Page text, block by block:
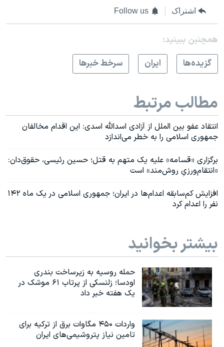
اشتراک Follow us
همچنبن ببینید:
گزيده‌ها
ايران سرخط خبرها
مطالب مرتبط
انتقاد عفو بین الملل از آزادی اسدالله اسدی: این اقدام مخالفان
جمهوری اسلامی را به خطر می‌اندازد
برگزاری «قسامه» علیه یک متهم به قتل؛ حسین رئیسی، حقوق‌دان:
«انتقام‌ورزیِ روش‌مند» است
افزایش کم‌سابقه اعدام‌ها در ایران؛ جمهوری اسلامی در یک ماه ۱۴۲
نفر را اعدام کرد
بیشتر بخوانید
حمله روسیه به زیرساخت بندری
اودسا؛ زلنسکی از پرتاب ۶۱ موشک در
یک هفته خبر داد
واردات ۴۵۰ مگاوات برق از ترکیه برای
تامین نیاز پتروشیمی‌های ایران